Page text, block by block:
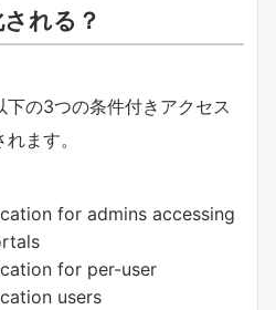
れる？
の3つの条件付きアクセス
ます。
for admins accessing
for per-user
users